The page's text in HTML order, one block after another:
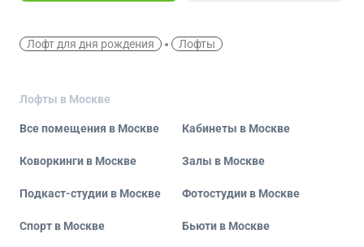
Лофт для дня рождения Лофты
Лофты в Москве
Все помещения в Москве Кабинеты в Москве
Коворкинги в Москве Залы в Москве
Подкаст-студии в Москве Фотостудии в Москве
Спорт в Москве Бьюти в Москве